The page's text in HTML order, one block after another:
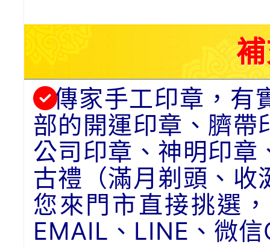
傳家手工印章，有
部的開運印章、臍帶
公司印章、神明印章
古禮（滿月剃頭、收
您來門市直接挑選
EMAIL、LINE、微